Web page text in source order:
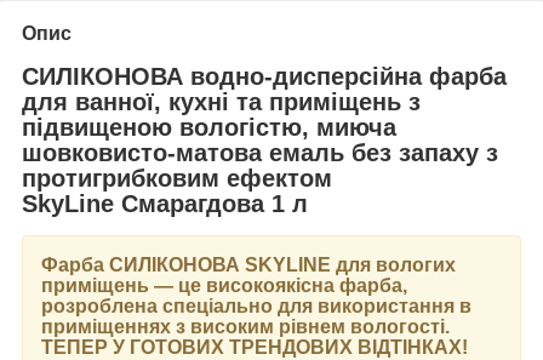
Опис
СИЛІКОНОВА водно-дисперсійна фарба
для ванної, кухні та приміщень з
підвищеною вологістю, миюча
шовковисто-матова емаль без запаху з
протигрибковим ефектом
SkyLine Смарагдова 1 л
Фарба СИЛІКОНОВА SKYLINE для вологих
приміщень — це високоякісна фарба,
розроблена спеціально для використання в
приміщеннях з високим рівнем вологості.
ТЕПЕР У ГОТОВИХ ТРЕНДОВИХ ВІДТІНКАХ!